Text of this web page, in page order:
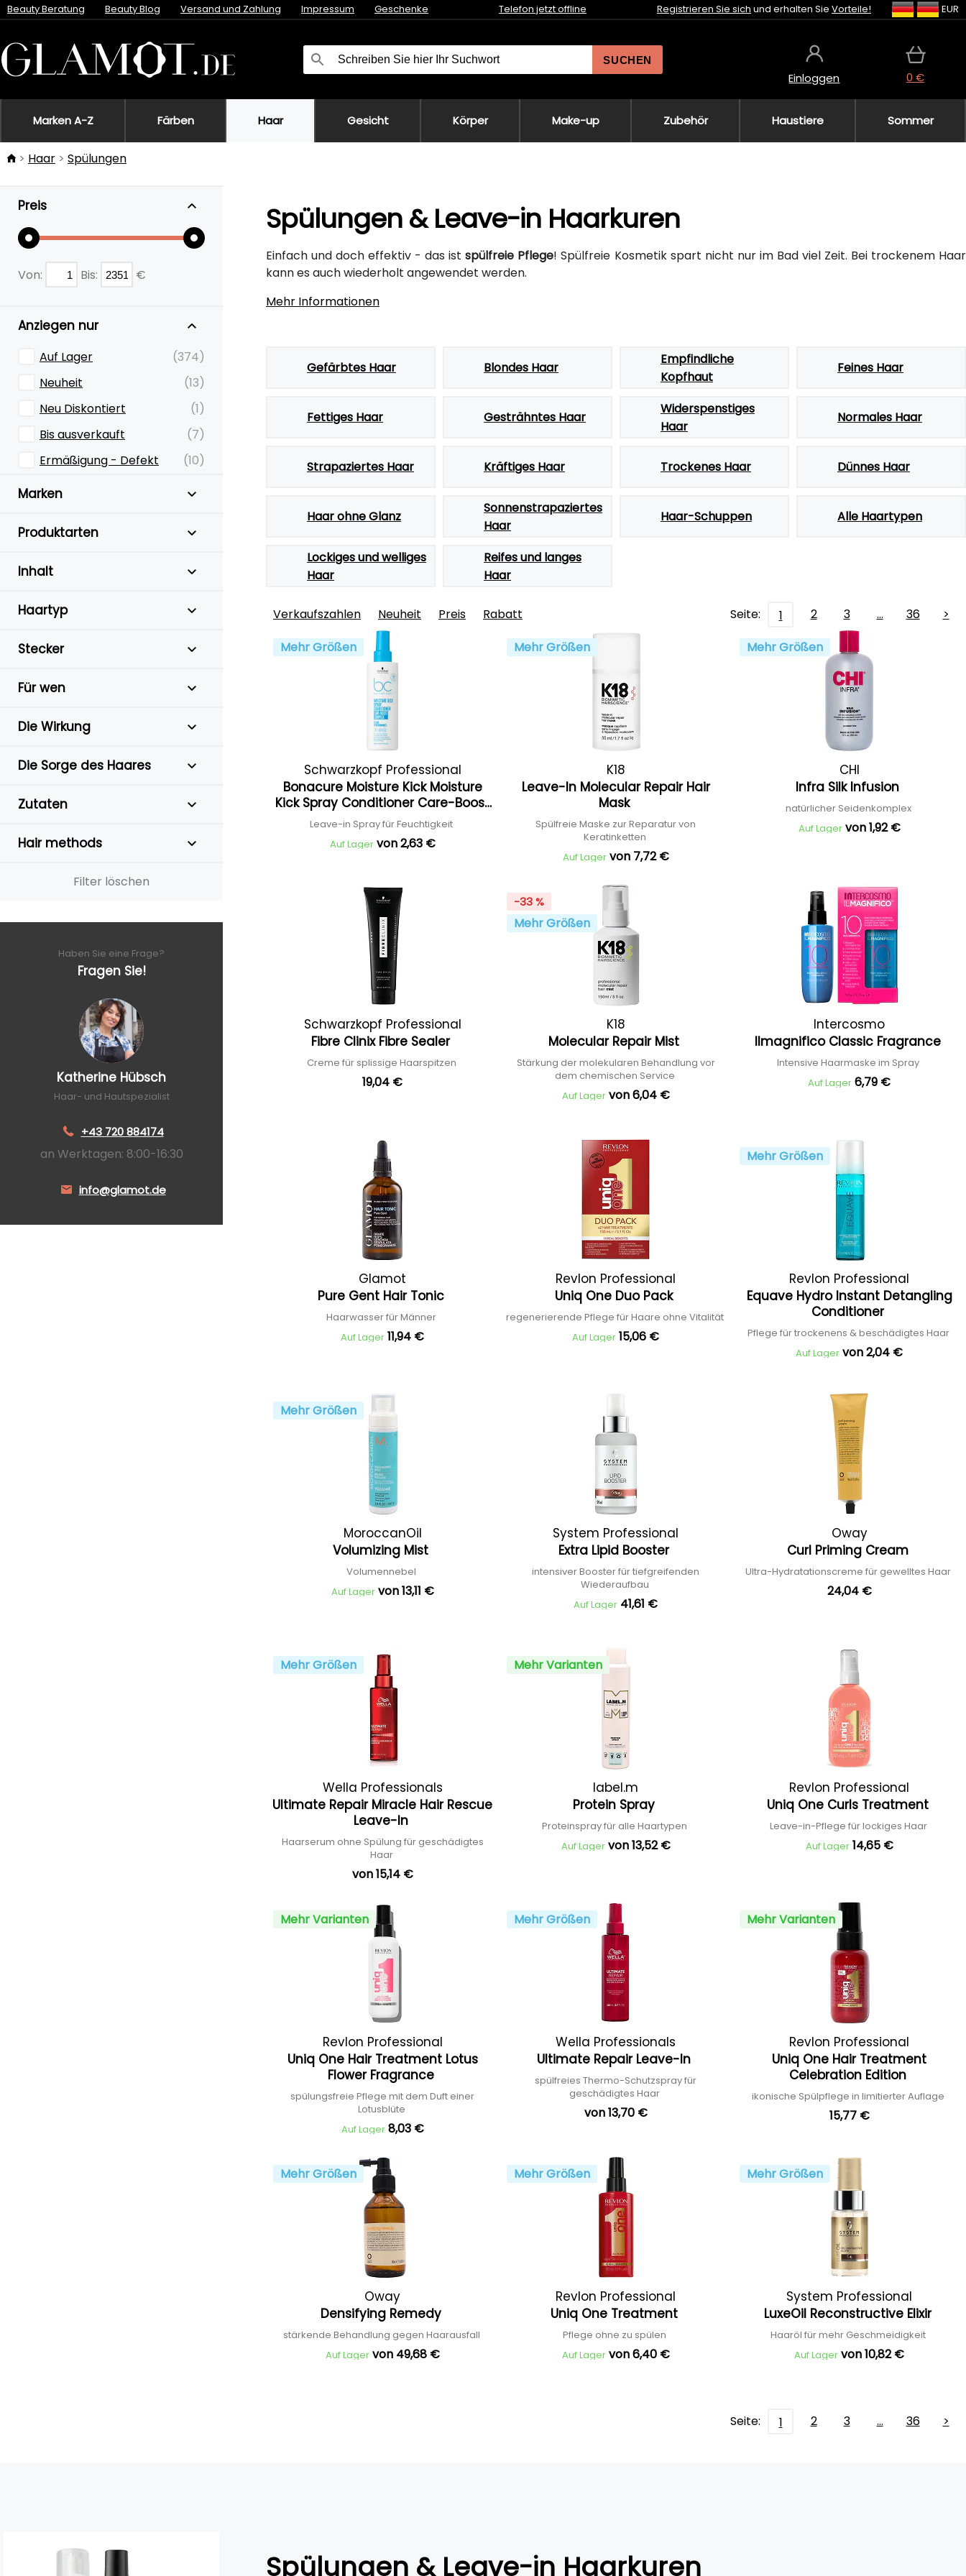
Beauty Beratung Beauty Blog Versand und Zahlung Impressum Geschenke Telefon jetzt offline Registrieren Sie sich und erhalten Sie Vorteile! EUR
SUCHEN
Einloggen 0 €
Marken A-Z Färben Haar Gesicht Körper Make-up Zubehör Haustiere Sommer
Haar Spülungen
Preis
Von: Bis: €
Anziegen nur
Auf Lager
(374)
Neuheit
(13)
Neu Diskontiert
(1)
Bis ausverkauft
(7)
Ermäßigung - Defekt
(10)
Marken
Produktarten
Inhalt
Haartyp
Stecker
Für wen
Die Wirkung
Die Sorge des Haares
Zutaten
Hair methods
Filter löschen
Haben Sie eine Frage?
Fragen Sie!
Katherine Hübsch
Haar- und Hautspezialist
+43 720 884174
an Werktagen: 8:00-16:30
info@glamot.de
Spülungen & Leave-in Haarkuren
Einfach und doch effektiv - das istspülfreie Pflege! Spülfreie Kosmetik spart nicht nur im Bad viel Zeit. Bei trockenem Haar
kann es auch wiederholt angewendet werden.
Mehr Informationen
Gefärbtes Haar Blondes Haar
Empfindliche
Kopfhaut
Feines Haar
Fettiges Haar Gesträhntes Haar
Widerspenstiges
Haar
Normales Haar
Strapaziertes Haar Kräftiges Haar Trockenes Haar Dünnes Haar
Haar ohne Glanz
Sonnenstrapaziertes
Haar
Haar-Schuppen Alle Haartypen
Lockiges und welliges
Haar
Reifes und langes
Haar
Verkaufszahlen Neuheit Preis Rabatt Seite: 1 2 3 … 36
>
Mehr Größen
Schwarzkopf Professional
Bonacure Moisture Kick Moisture
Kick Spray Conditioner Care-Boost
Complex
Leave-in Spray für Feuchtigkeit
Auf Lager von 2,63 €
Mehr Größen
K18
Leave-In Molecular Repair Hair
Mask
Spülfreie Maske zur Reparatur von
Keratinketten
Auf Lager von 7,72 €
Mehr Größen
CHI
Infra Silk Infusion
natürlicher Seidenkomplex
Auf Lager von 1,92 €
Schwarzkopf Professional
Fibre Clinix Fibre Sealer
Creme für splissige Haarspitzen
19,04 €
-33 %
Mehr Größen
K18
Molecular Repair Mist
Stärkung der molekularen Behandlung vor
dem chemischen Service
Auf Lager von 6,04 €
Intercosmo
Ilmagnifico Classic Fragrance
Intensive Haarmaske im Spray
Auf Lager 6,79 €
Glamot
Pure Gent Hair Tonic
Haarwasser für Männer
Auf Lager 11,94 €
Revlon Professional
Uniq One Duo Pack
regenerierende Pflege für Haare ohne Vitalität
Auf Lager 15,06 €
Mehr Größen
Revlon Professional
Equave Hydro Instant Detangling
Conditioner
Pflege für trockenens & beschädigtes Haar
Auf Lager von 2,04 €
Mehr Größen
MoroccanOil
Volumizing Mist
Volumennebel
Auf Lager von 13,11 €
System Professional
Extra Lipid Booster
intensiver Booster für tiefgreifenden
Wiederaufbau
Auf Lager 41,61 €
Oway
Curl Priming Cream
Ultra-Hydratationscreme für gewelltes Haar
24,04 €
Mehr Größen
Wella Professionals
Ultimate Repair Miracle Hair Rescue
Leave-In
Haarserum ohne Spülung für geschädigtes
Haar
von 15,14 €
Mehr Varianten
label.m
Protein Spray
Proteinspray für alle Haartypen
Auf Lager von 13,52 €
Revlon Professional
Uniq One Curls Treatment
Leave-in-Pflege für lockiges Haar
Auf Lager 14,65 €
Mehr Varianten
Revlon Professional
Uniq One Hair Treatment Lotus
Flower Fragrance
spülungsfreie Pflege mit dem Duft einer
Lotusblüte
Auf Lager 8,03 €
Mehr Größen
Wella Professionals
Ultimate Repair Leave-In
spülfreies Thermo-Schutzspray für
geschädigtes Haar
von 13,70 €
Mehr Varianten
Revlon Professional
Uniq One Hair Treatment
Celebration Edition
ikonische Spülpflege in limitierter Auflage
15,77 €
Mehr Größen
Oway
Densifying Remedy
stärkende Behandlung gegen Haarausfall
Auf Lager von 49,68 €
Mehr Größen
Revlon Professional
Uniq One Treatment
Pflege ohne zu spülen
Auf Lager von 6,40 €
Mehr Größen
System Professional
LuxeOil Reconstructive Elixir
Haaröl für mehr Geschmeidigkeit
Auf Lager von 10,82 €
Seite: 1 2 3 … 36 >
Spülungen & Leave-in Haarkuren